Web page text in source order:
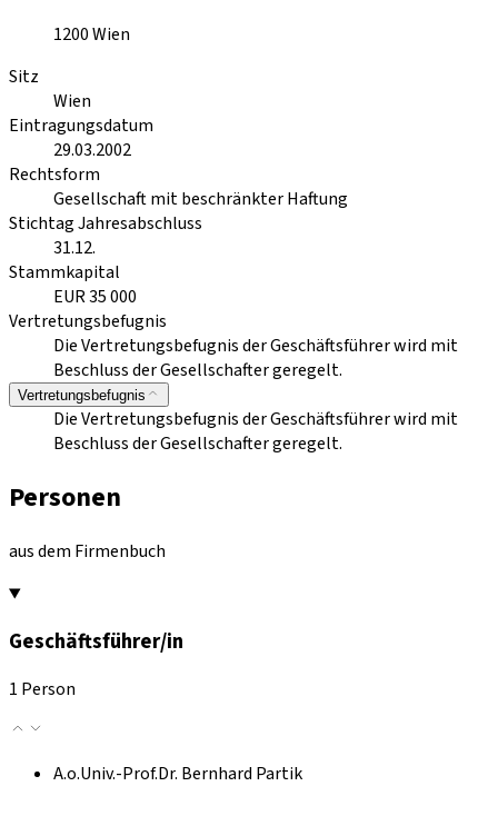
1200Wien
Sitz
Wien
Eintragungsdatum
29.03.2002
Rechtsform
Gesellschaft mit beschränkter Haftung
Stichtag Jahresabschluss
31.12.
Stammkapital
EUR 35 000
Vertretungsbefugnis
Die Vertretungsbefugnis der Geschäftsführer wird mit
Beschluss der Gesellschafter geregelt.
Vertretungsbefugnis
Die Vertretungsbefugnis der Geschäftsführer wird mit
Beschluss der Gesellschafter geregelt.
Personen
aus dem Firmenbuch
Geschäftsführer/in
1 Person
A.o.Univ.-Prof.Dr. Bernhard Partik